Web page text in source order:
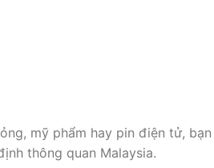
mỹ phẩm hay pin điện tử, bạn
thông quan Malaysia.